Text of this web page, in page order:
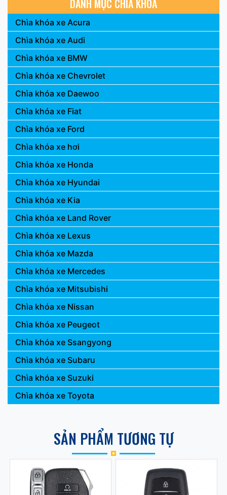
DANH MỤC CHÌA KHÓA
Chìa khóa xe Acura
Chìa khóa xe Audi
Chìa khóa xe BMW
Chìa khóa xe Chevrolet
Chìa khóa xe Daewoo
Chìa khóa xe Fiat
Chìa khóa xe Ford
Chìa khóa xe hơi
Chìa khóa xe Honda
Chìa khóa xe Hyundai
Chìa khóa xe Kia
Chìa khóa xe Land Rover
Chìa khóa xe Lexus
Chìa khóa xe Mazda
Chìa khóa xe Mercedes
Chìa khóa xe Mitsubishi
Chìa khóa xe Nissan
Chìa khóa xe Peugeot
Chìa khóa xe Ssangyong
Chìa khóa xe Subaru
Chìa khóa xe Suzuki
Chìa khóa xe Toyota
SẢN PHẨM TƯƠNG TỰ